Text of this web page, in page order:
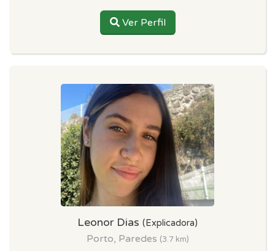
Ver Perfil
Leonor Dias (Explicadora)
Porto, Paredes (3.7 km)